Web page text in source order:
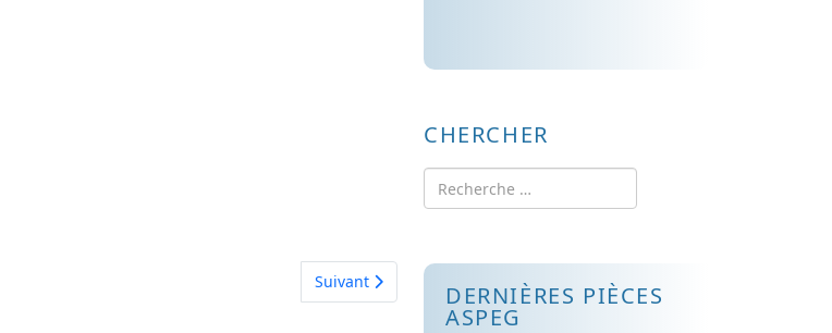
Article suivant : Recueil travaux années 1941//1942
Suivant
CHERCHER
Rechercher
DERNIÈRES PIÈCES
ASPEG